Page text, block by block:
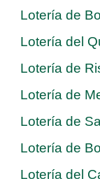
Lotería de
Lotería del
Lotería de
Lotería de
Lotería de
Lotería de
Lotería del